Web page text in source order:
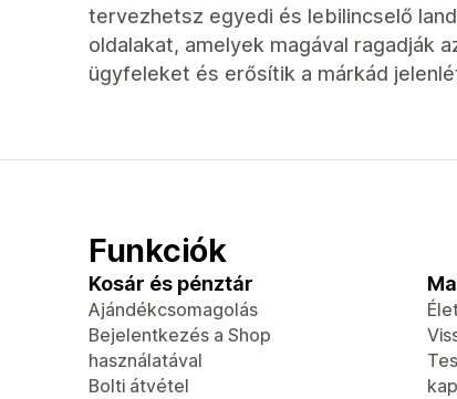
tervezhetsz egyedi és lebilincselő
oldalakat, amelyek magával ragadják
ügyfeleket és erősítik a márkád
Funkciók
Kosár és pénztár
Ajándékcsomagolás
Bejelentkezés a Shop
használatával
Bolti átvétel